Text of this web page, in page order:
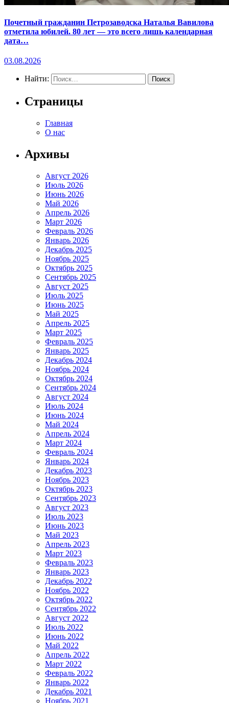
Почетный гражданин Петрозаводска Наталья Вавилова
отметила юбилей. 80 лет — это всего лишь календарная
дата…
03.08.2026
Найти:
Страницы
Главная
О нас
Архивы
Август 2026
Июль 2026
Июнь 2026
Май 2026
Апрель 2026
Март 2026
Февраль 2026
Январь 2026
Декабрь 2025
Ноябрь 2025
Октябрь 2025
Сентябрь 2025
Август 2025
Июль 2025
Июнь 2025
Май 2025
Апрель 2025
Март 2025
Февраль 2025
Январь 2025
Декабрь 2024
Ноябрь 2024
Октябрь 2024
Сентябрь 2024
Август 2024
Июль 2024
Июнь 2024
Май 2024
Апрель 2024
Март 2024
Февраль 2024
Январь 2024
Декабрь 2023
Ноябрь 2023
Октябрь 2023
Сентябрь 2023
Август 2023
Июль 2023
Июнь 2023
Май 2023
Апрель 2023
Март 2023
Февраль 2023
Январь 2023
Декабрь 2022
Ноябрь 2022
Октябрь 2022
Сентябрь 2022
Август 2022
Июль 2022
Июнь 2022
Май 2022
Апрель 2022
Март 2022
Февраль 2022
Январь 2022
Декабрь 2021
Ноябрь 2021